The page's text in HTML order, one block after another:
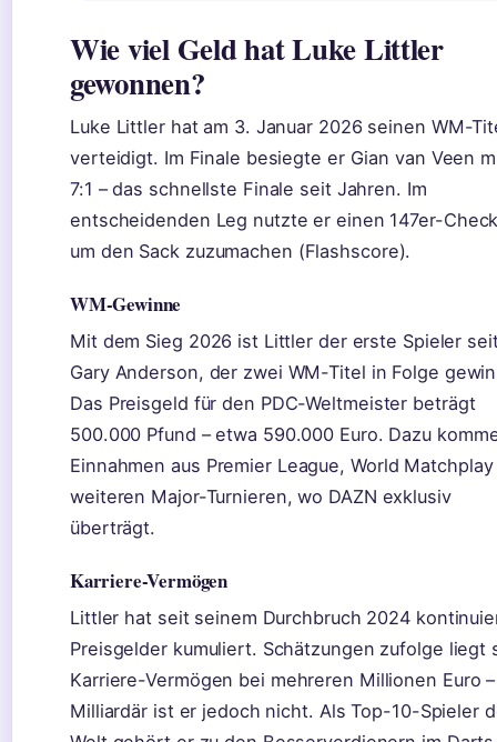
Wie viel Geld hat Luke Littler
gewonnen?
Luke Littler hat am 3. Januar 2026 seinen WM-
verteidigt. Im Finale besiegte er Gian van Veen
7:1 – das schnellste Finale seit Jahren. Im
entscheidenden Leg nutzte er einen 147er-
um den Sack zuzumachen (Flashscore).
WM-Gewinne
Mit dem Sieg 2026 ist Littler der erste Spieler
Gary Anderson, der zwei WM-Titel in Folge
Das Preisgeld für den PDC-Weltmeister beträgt
500.000 Pfund – etwa 590.000 Euro. Dazu
Einnahmen aus Premier League, World
weiteren Major-Turnieren, wo DAZN exklusiv
überträgt.
Karriere-Vermögen
Littler hat seit seinem Durchbruch 2024
Preisgelder kumuliert. Schätzungen zufolge liegt
Karriere-Vermögen bei mehreren Millionen Euro –
Milliardär ist er jedoch nicht. Als Top-10-Spieler